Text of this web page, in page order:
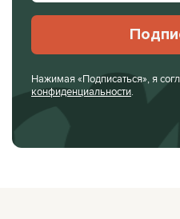
Нажимая «Подписаться», я
конфиденциальности.